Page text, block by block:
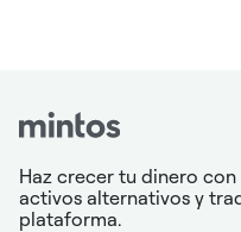
Haz crecer tu dinero
activos alternativos y
plataforma.